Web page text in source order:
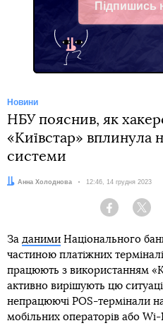
Підпишись
Telegram
Новини
НБУ пояснив, як
«Київстар» вплинула
системи
Автор:
Анна Холоднова Дата:
12:46, 14 грудня 2023
Facebook
За даними Національного
частиною платіжних
працюють з використанням
активно вирішують цю
непрацюючі POS-термінали
мобільних операторів або Wi-